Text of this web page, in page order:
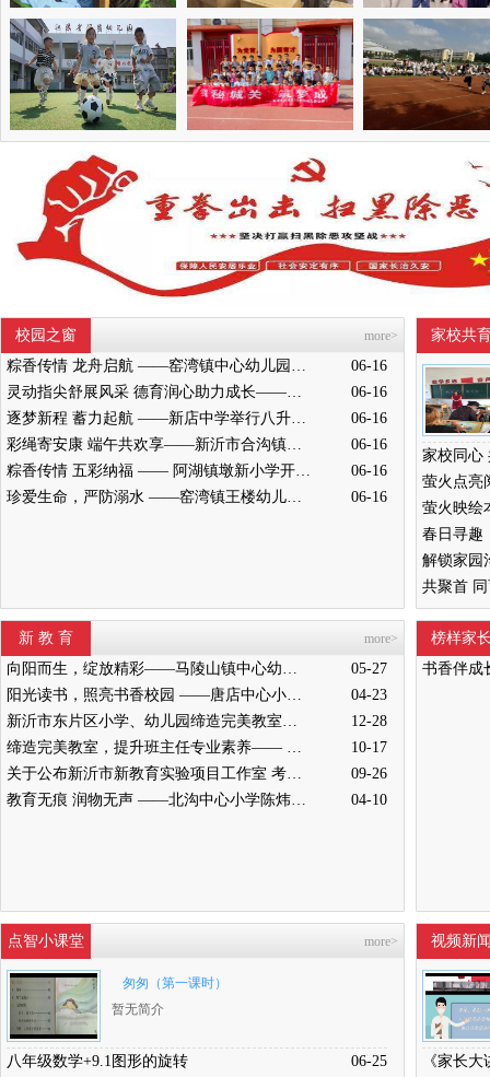
校园之窗 more>
粽香传情 龙舟启航 ——窑湾镇中心幼儿园中班开展端午节赛龙舟活动
06-16
灵动指尖舒展风采 德育润心助力成长——墨河中心小学举行五年级桌面操展示活动
06-16
逐梦新程 蓄力起航 ——新店中学举行八升九成长奋进仪式
06-16
彩绳寄安康 端午共欢享——新沂市合沟镇中心幼儿园开展端午节活动
06-16
粽香传情 五彩纳福 —— 阿湖镇墩新小学开展端午主题民俗活动
06-16
珍爱生命，严防溺水 ——窑湾镇王楼幼儿园开展防溺水安全演练活动
06-16
家校共
新 教 育 more>
向阳而生，绽放精彩——马陵山镇中心幼儿园迎接新沂教育局“缔造完美教室”评比验收
05-27
阳光读书，照亮书香校园 ——唐店中心小学举行“阳光读书会”启动仪式
04-23
新沂市东片区小学、幼儿园缔造完美教室暨班主任能力提升培训活动在高流镇中心小学举行
12-28
缔造完美教室，提升班主任专业素养—— 新沂市南片区小学、幼儿园缔造完美教室暨班主任培训活动举行
10-17
关于公布新沂市新教育实验项目工作室 考核结果的通知
09-26
教育无痕 润物无声 ——北沟中心小学陈炜炜老师教学侧记
04-10
榜样家
书香伴
点智小课堂 more>
匆匆（第一课时）
暂无简介
八年级数学+9.1图形的旋转
06-25
视频新